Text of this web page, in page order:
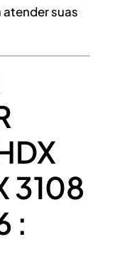
suas
3108
: